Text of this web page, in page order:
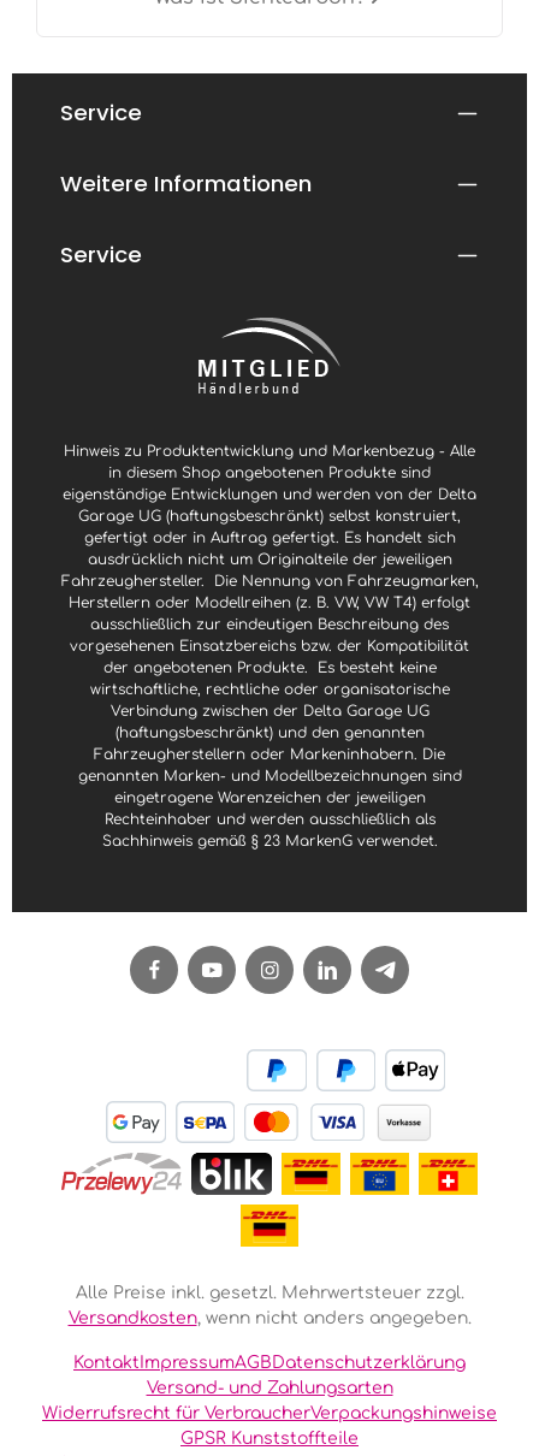
Service
Weitere Informationen
Service
Hinweis zu Produktentwicklung und Markenbezug - Alle
in diesem Shop angebotenen Produkte sind
eigenständige Entwicklungen und werden von der Delta
Garage UG (haftungsbeschränkt) selbst konstruiert,
gefertigt oder in Auftrag gefertigt. Es handelt sich
ausdrücklich nicht um Originalteile der jeweiligen
Fahrzeughersteller.
Die Nennung von Fahrzeugmarken,
Herstellern oder Modellreihen (z. B. VW, VW T4) erfolgt
ausschließlich zur eindeutigen Beschreibung des
vorgesehenen Einsatzbereichs bzw. der Kompatibilität
der angebotenen Produkte.
Es besteht keine
wirtschaftliche, rechtliche oder organisatorische
Verbindung zwischen der Delta Garage UG
(haftungsbeschränkt) und den genannten
Fahrzeugherstellern oder Markeninhabern. Die
genannten Marken- und Modellbezeichnungen sind
eingetragene Warenzeichen der jeweiligen
Rechteinhaber und werden ausschließlich als
Sachhinweis gemäß § 23 MarkenG verwendet.
Alle Preise inkl. gesetzl. Mehrwertsteuer zzgl.
Versandkosten, wenn nicht anders angegeben.
Kontakt ImpressumAGB Datenschutzerklärung
Versand- und Zahlungsarten
Widerrufsrecht für VerbraucherVerpackungshinweise
GPSR Kunststoffteile